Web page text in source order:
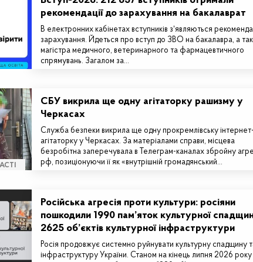
рекомендації до зарахування на бакалаврат
В електронних кабінетах вступників зʼявляються
зарахування. Йдеться про вступ до ЗВО на бакалавра, а
магістра медичного, ветеринарного та фармацевтичного
спрямувань. Загалом за…
СБУ викрила ще одну агітаторку рашизму у
Черкасах
Служба безпеки викрила ще одну прокремлівську інтернет-
агітаторку у Черкасах. За матеріалами справи, місцева
безробітна заперечувала в Телеграм-каналах збройну
рф, позиціонуючи її як «внутрішній громадянський…
Російська агресія проти культури: росіяни
пошкодили 1990 пам’яток культурної
2625 об’єктів культурної інфраструктури
Росія продовжує системно руйнувати культурну спадщину
інфраструктуру України. Станом на кінець липня 2026 року